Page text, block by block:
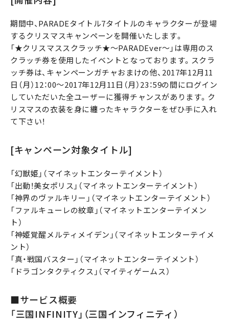
期間中、PARADEタイトル7タイトルのキャラクターが登場
するクリスマスキャンペーンを開催いたします。
「★クリスマススクラッチ★～PARADEver～」は専用のス
クラッチ券を使用したイベントとなっております。スクラ
ッチ券は、キャンペーンガチャおまけの他、2017年12月11
日（月）12：00～2017年12月11日（月）23：59の間にログイン
していただいた全ユーザーに獲得チャンスがあります。ク
リスマスの衣装を身に纏ったキャラクターをぜひ手に入れ
て下さい！
[キャンペーン対象タイトル]
「幻獣姫」（マイネットエンターテイメント）
「出動！美女ポリス」（マイネットエンターテイメント）
「神界のヴァルキリー」（マイネットエンターテイメント）
「ファルキューレの紋章」（マイネットエンターテイメン
ト）
「神姫覚醒メルティメイデン」（マイネットエンターテイメ
ント）
「真・戦国バスター」（マイネットエンターテイメント）
「ドラゴンタクティクス」（マイティゲームス）
■サービス概要
「三国INFINITY」（三国インフィニティ）